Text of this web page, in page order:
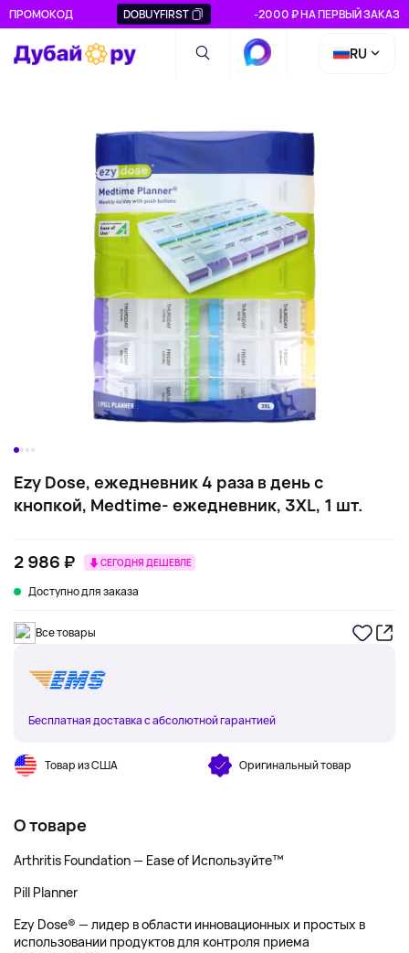
ПРОМОКОД DOBUYFIRST -2000 ₽ НА ПЕРВЫЙ ЗАКАЗ
RU
Ezy Dose, ежедневник 4 раза в день с
кнопкой, Medtime- ежедневник, 3XL, 1 шт.
2 986 ₽ СЕГОДНЯ ДЕШЕВЛЕ
Доступно для заказа
Все товары
Бесплатная доставка с абсолютной гарантией
Товар из США Оригинальный товар
О товаре
Arthritis Foundation — Ease of Используйте™
Pill Planner
Ezy Dose® — лидер в области инновационных и простых в
использовании продуктов для контроля приема